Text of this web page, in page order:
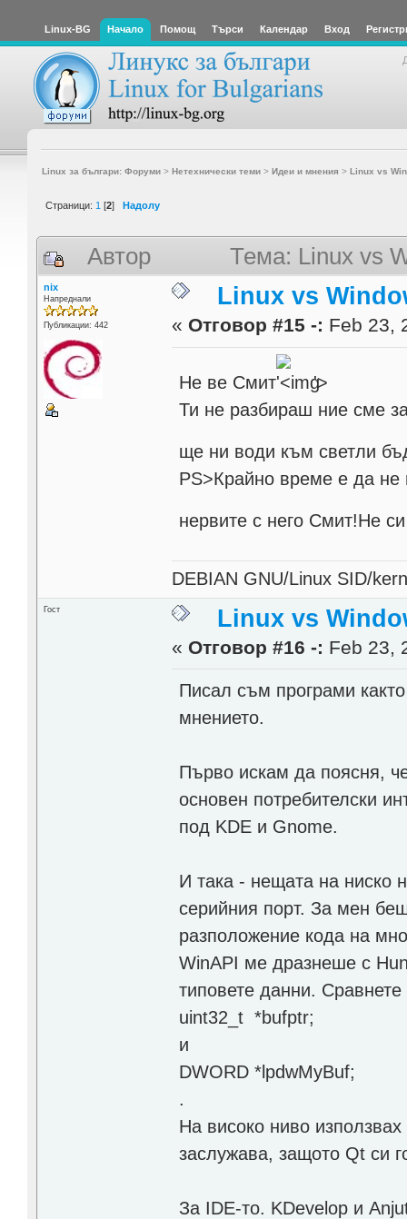
Linux-BG Начало Помощ Търси Календар Вход
Linux за българи: Форуми> Нетехнически теми> Идеи и мнения > Linux vs
Страници: 1 [2] Надолу
Автор Тема: Linux vs
nix
Напреднали
Публикации: 442
Linux vs
« Отговор #15 -: Feb 23,
Не ве Смит
'>
Ти не разбираш ние сме
ще ни води към светли
PS>Крайно време e да не
нервите с него Смит!Не
DEBIAN GNU/Linux SID/
Гост Linux vs
« Отговор #16 -: Feb 23,
Писал съм програми
мнението.
Първо искам да поясня,
основен потребителски
под KDE и Gnome.
И така - нещата на ниско
серийния порт. За мен
разположение кода на
WinAPI ме дразнеше с
типовете данни. Сравнете
uint32_t *bufptr;
и
DWORD *lpdwMyBuf;
.
На високо ниво
заслужава, защото Qt си
За IDE-то. KDevelop и